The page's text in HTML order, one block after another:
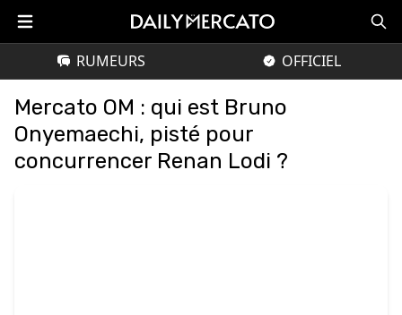
RUMEURS OFFICIEL
Mercato OM : qui est Bruno
Onyemaechi, pisté pour
concurrencer Renan Lodi ?